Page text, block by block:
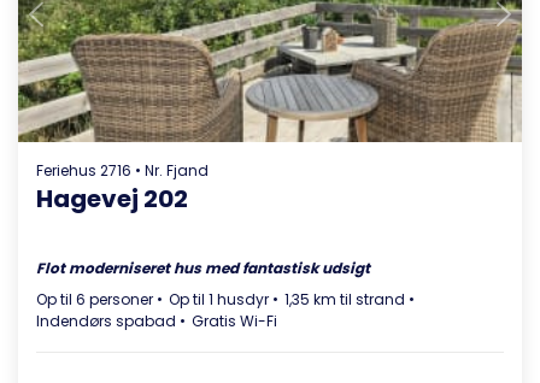
Feriehus 2716 • Nr. Fjand
Hagevej 202
Flot moderniseret hus med fantastisk udsigt
Op til 6 personer
Op til 1 husdyr
1,35 km til strand
Indendørs spabad
Gratis Wi-Fi